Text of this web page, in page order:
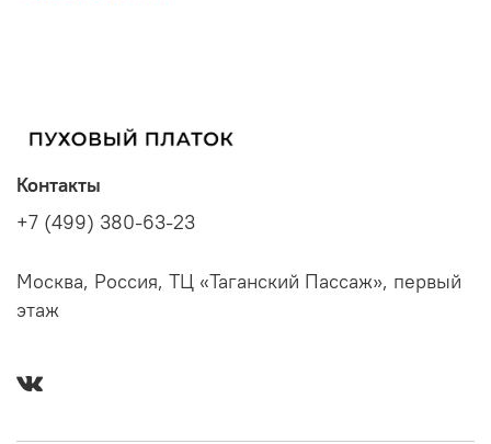
Контакты
+7 (499) 380-63-23
Москва, Россия, ТЦ «Таганский Пассаж», первый
этаж